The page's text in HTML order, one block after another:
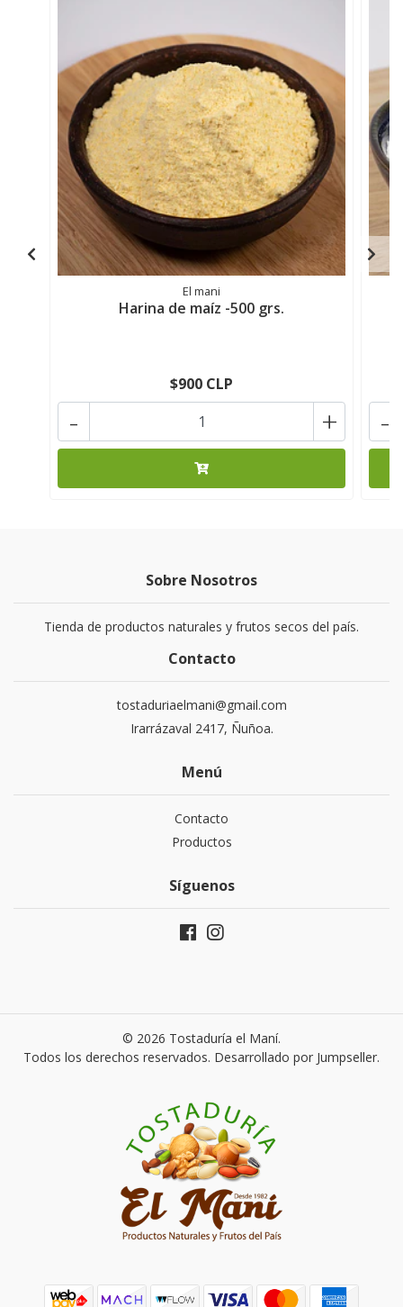
El mani
Harina de maíz -500 grs.
$900 CLP
+
- -
Sobre Nosotros
Tienda de productos naturales y frutos secos del país.
Contacto
tostaduriaelmani@gmail.com
Irarrázaval 2417, Ñuñoa.
Menú
Contacto
Productos
Síguenos
© 2026 Tostaduría el Maní.
Todos los derechos reservados. Desarrollado por Jumpseller.